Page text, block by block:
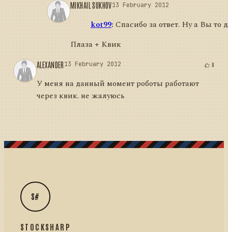
MIKHAIL SUKHOV13 February 2012
kot99: Спасибо за ответ. Ну а Вы то
Плаза + Квик
ALEXANDER13 February 2012 0
У меня на данный момент роботы работают
через квик. не жалуюсь
S#
STOCKSHARP